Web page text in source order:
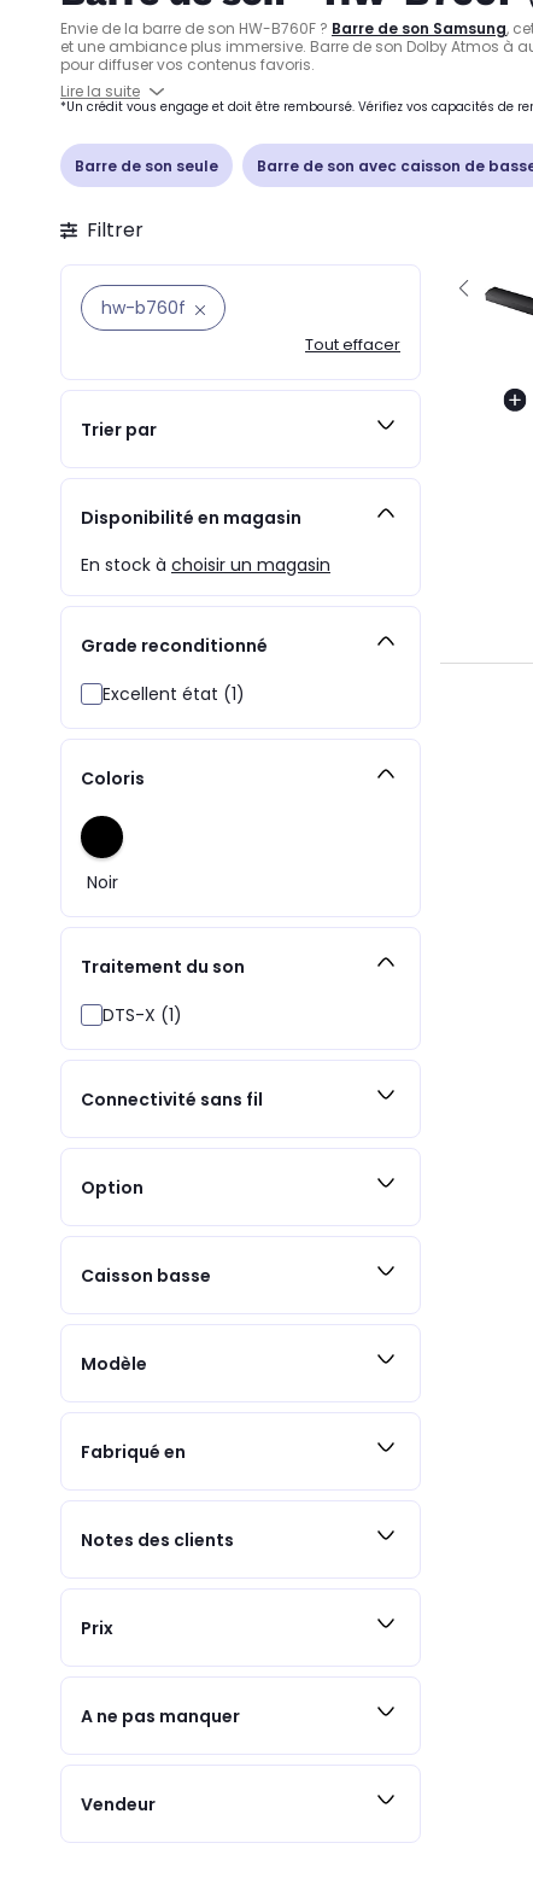
Envie de la barre de son HW-B760F ? Barre de son Samsung,
et une ambiance plus immersive. Barre de son Dolby Atmos à
pour diffuser vos contenus favoris.
Lire la suite
*Un crédit vous engage et doit être remboursé. Vérifiez vos capacités de
Barre de son seule Barre de son avec caisson de
Filtrer
hw-b760f
Tout effacer
Trier par
Disponibilité en magasin
En stock à choisir un magasin
Grade reconditionné
Excellent état (1)
Coloris
Noir
Traitement du son
DTS-X (1)
Connectivité sans fil
Option
Caisson basse
Modèle
Fabriqué en
Notes des clients
Prix
A ne pas manquer
Vendeur